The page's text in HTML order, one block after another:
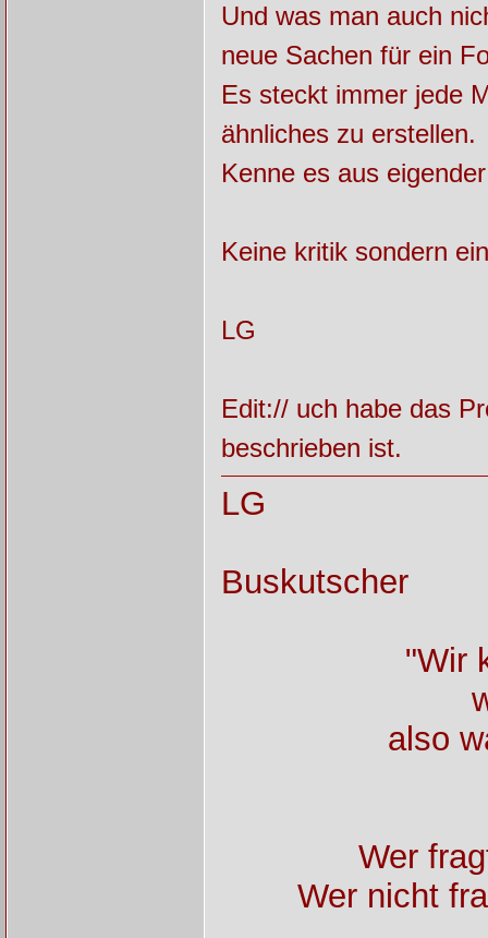
Und was man auch
neue Sachen für ein
Es steckt immer jede
ähnliches zu erstellen.
Kenne es aus
Keine kritik sondern
LG
Edit:// uch habe das
beschrieben ist.
LG
Buskutscher
"Wir
also
Wer
Wer nicht